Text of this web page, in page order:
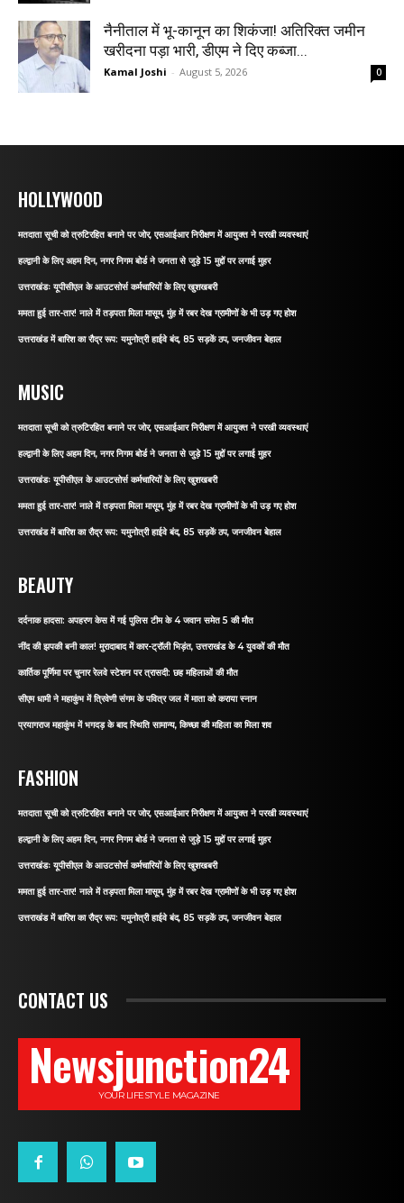
नैनीताल में भू-कानून का शिकंजा! अतिरिक्त जमीन
खरीदना पड़ा भारी, डीएम ने दिए कब्जा...
Kamal Joshi - August 5, 2026 0
HOLLYWOOD
मतदाता सूची को त्रुटिरहित बनाने पर जोर, एसआईआर निरीक्षण में आयुक्त ने परखी व्यवस्थाएं
हल्द्वानी के लिए अहम दिन, नगर निगम बोर्ड ने जनता से जुड़े 15 मुद्दों पर लगाई मुहर
उत्तराखंडः यूपीसीएल के आउटसोर्स कर्मचारियों के लिए खुशखबरी
ममता हुई तार-तार! नाले में तड़पता मिला मासूम, मुंह में रबर देख ग्रामीणों के भी उड़ गए होश
उत्तराखंड में बारिश का रौद्र रूप: यमुनोत्री हाईवे बंद, 85 सड़कें ठप, जनजीवन बेहाल
MUSIC
मतदाता सूची को त्रुटिरहित बनाने पर जोर, एसआईआर निरीक्षण में आयुक्त ने परखी व्यवस्थाएं
हल्द्वानी के लिए अहम दिन, नगर निगम बोर्ड ने जनता से जुड़े 15 मुद्दों पर लगाई मुहर
उत्तराखंडः यूपीसीएल के आउटसोर्स कर्मचारियों के लिए खुशखबरी
ममता हुई तार-तार! नाले में तड़पता मिला मासूम, मुंह में रबर देख ग्रामीणों के भी उड़ गए होश
उत्तराखंड में बारिश का रौद्र रूप: यमुनोत्री हाईवे बंद, 85 सड़कें ठप, जनजीवन बेहाल
BEAUTY
दर्दनाक हादसा: अपहरण केस में गई पुलिस टीम के 4 जवान समेत 5 की मौत
नींद की झपकी बनी काल! मुरादाबाद में कार-ट्रॉली भिड़ंत, उत्तराखंड के 4 युवकों की मौत
कार्तिक पूर्णिमा पर चुनार रेलवे स्टेशन पर त्रासदी: छह महिलाओं की मौत
सीएम धामी ने महाकुंभ में त्रिवेणी संगम के पवित्र जल में माता को कराया स्नान
प्रयागराज महाकुंभ में भगदड़ के बाद स्थिति सामान्य, किच्छा की महिला का मिला शव
FASHION
मतदाता सूची को त्रुटिरहित बनाने पर जोर, एसआईआर निरीक्षण में आयुक्त ने परखी व्यवस्थाएं
हल्द्वानी के लिए अहम दिन, नगर निगम बोर्ड ने जनता से जुड़े 15 मुद्दों पर लगाई मुहर
उत्तराखंडः यूपीसीएल के आउटसोर्स कर्मचारियों के लिए खुशखबरी
ममता हुई तार-तार! नाले में तड़पता मिला मासूम, मुंह में रबर देख ग्रामीणों के भी उड़ गए होश
उत्तराखंड में बारिश का रौद्र रूप: यमुनोत्री हाईवे बंद, 85 सड़कें ठप, जनजीवन बेहाल
CONTACT US
Newsjunction24
YOUR LIFESTYLE MAGAZINE